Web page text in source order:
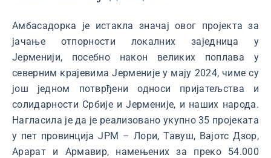
Амбасадорка је истакла значај овог пројекта за
јачање отпорности локалних заједница у
Јерменији, посебно након великих поплава у
северним крајевима Јерменије у мају 2024, чиме су
још једном потврђени односи пријатељства и
солидарности Србије и Јерменије, и наших народа.
Нагласила је да је реализовано укупно 35 пројеката
у пет провинција ЈРМ – Лори, Тавуш, Вајотс Дзор,
Арарат и Армавир, намењених за преко 54.000